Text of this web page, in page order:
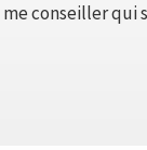
conseiller qui